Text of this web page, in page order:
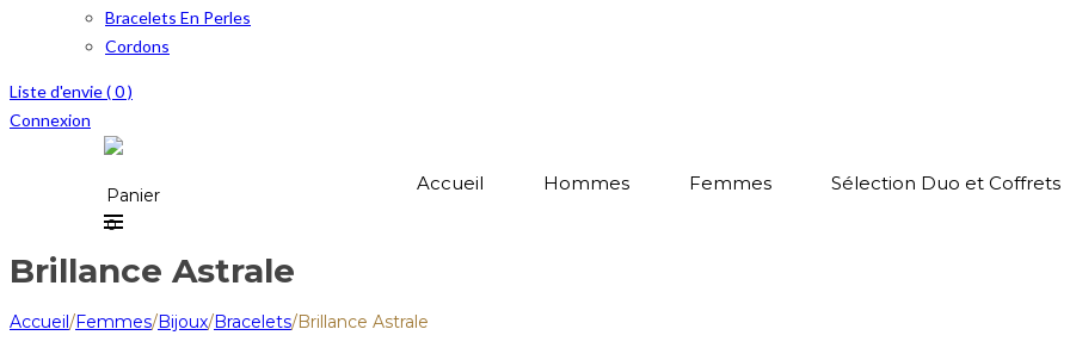
Bracelets En Perles
Cordons
Liste d'envie (0)
Connexion
Accueil Hommes Femmes Sélection Duo et Coffrets
Panier
0
Brillance Astrale
Accueil/Femmes/Bijoux/Bracelets/Brillance Astrale